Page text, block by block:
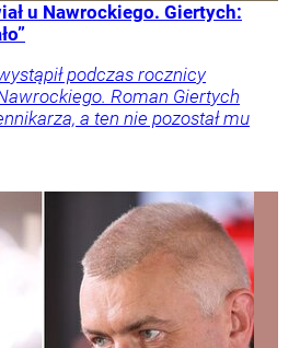
u Nawrockiego. Giertych:
podczas rocznicy
Roman Giertych
a ten nie pozostał mu